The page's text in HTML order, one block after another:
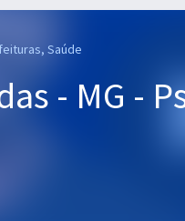
Saúde
- MG -